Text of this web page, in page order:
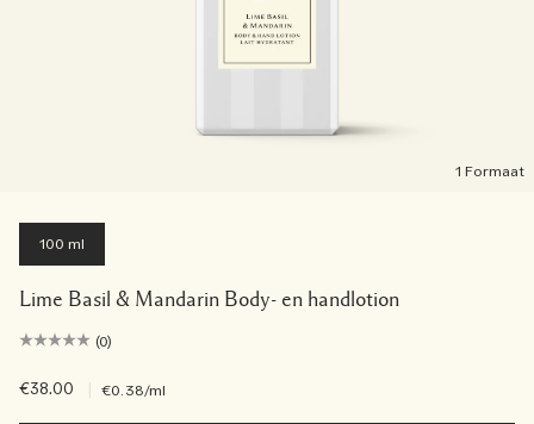
1 Formaat
100 ml
Lime Basil & Mandarin Body- en handlotion
(0)
€38.00 €0.38/ml